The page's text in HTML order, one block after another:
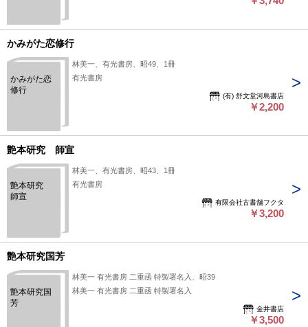
かみがた恋修行
かみがた恋
修行
林美一、有光書房、昭49、1冊
有光書房
(有) 舒文堂河島書店
￥2,200
艶本研究 師宣
艶本研究
師宣
林美一、有光書房、昭43、1冊
有光書房
有限会社古書舗フクタ
￥3,200
艶本研究国芳
艶本研究国
芳
林美一 有光書房 二重函 特製署名入、昭39
林美一 有光書房 二重函 特製署名入
金井書店
￥3,500